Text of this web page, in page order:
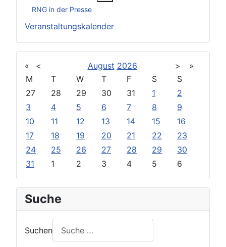
RNG in der Presse
Veranstaltungskalender
« < August 2026 >
»
M
T W T F S
S
27
28 29 30 31 1
2
3
4 5 6 7 8
9
10
11 12 13 14 15
16
17
18 19 20 21 22
23
24
25 26 27 28 29
30
31
1 2 3 4 5 6
Suche
Suchen